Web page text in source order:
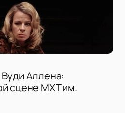
Аллена:
сцене МХТ им.